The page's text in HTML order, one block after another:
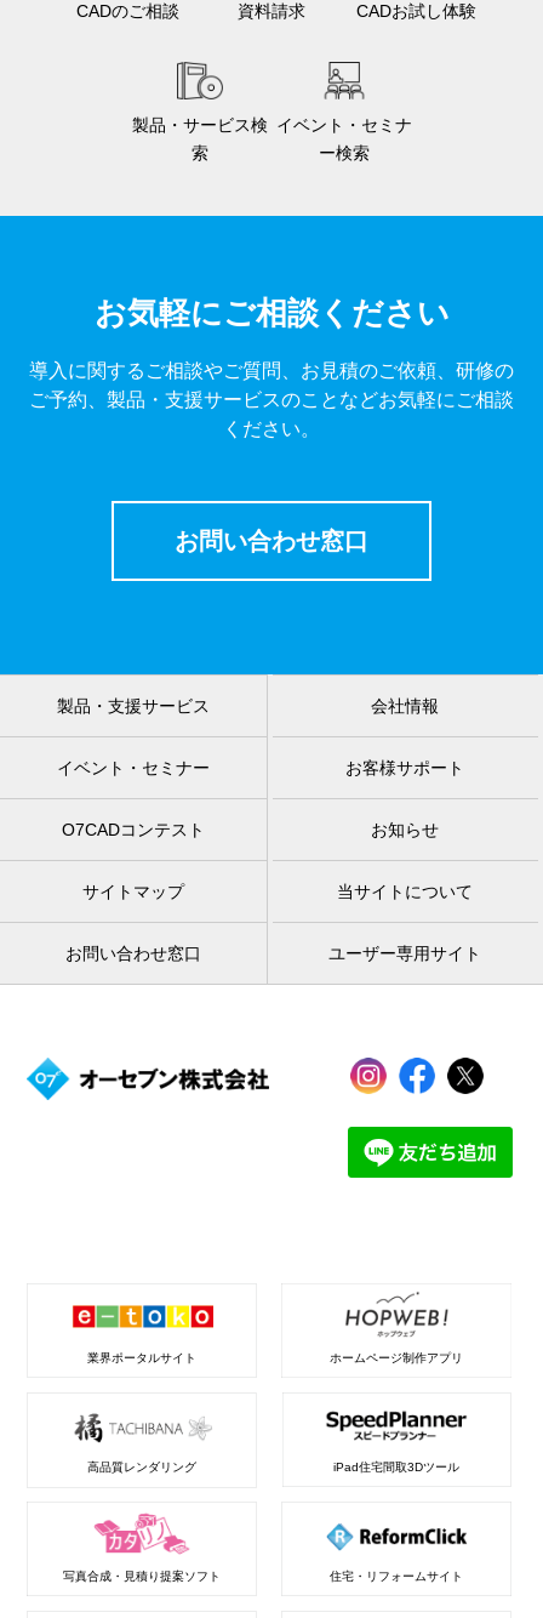
CADのご相談 資料請求 CADお試し体験
製品・サービス検
索
イベント・セミナ
ー検索
お気軽にご相談ください
導入に関するご相談やご質問、お見積のご依頼、研修の
ご予約、製品・支援サービスのことなどお気軽にご相談
ください。
お問い合わせ窓口
製品・支援サービス 会社情報
イベント・セミナー お客様サポート
O7CADコンテスト お知らせ
サイトマップ 当サイトについて
お問い合わせ窓口 ユーザー専用サイト
業界ポータルサイト ホームページ制作アプリ
高品質レンダリング iPad住宅間取3Dツール
写真合成・見積り提案ソフト 住宅・リフォームサイト